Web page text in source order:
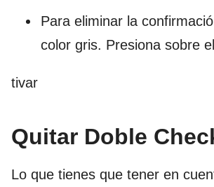
Para eliminar la
color gris. Presiona sobre
tivar
Quitar Doble
Lo que tienes que tener en